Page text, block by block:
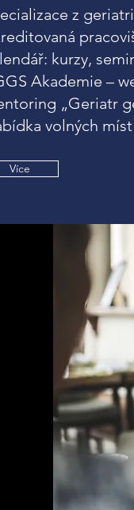
z
kurzy,
Akademie –
„Geriatr
volných míst
Více